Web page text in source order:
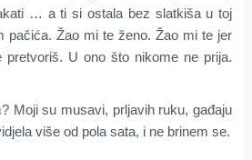
… a ti si ostala bez slatkiša u toj
pačića. Žao mi te ženo. Žao mi te jer
U ono što nikome ne prija.
Moji su musavi, prljavih ruku, gađaju
više od pola sata, i ne brinem se.